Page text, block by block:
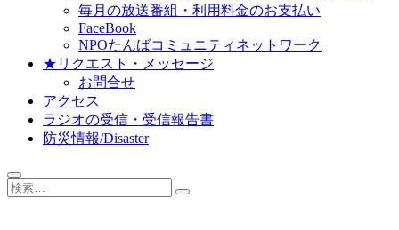
毎月の放送番組・利用料金のお支払い
FaceBook
NPOたんばコミュニティネットワーク
★リクエスト・メッセージ
お問合せ
アクセス
ラジオの受信・受信報告書
防災情報/Disaster
検